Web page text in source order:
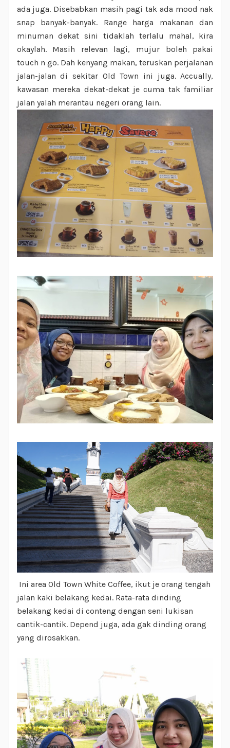
ada juga. Disebabkan masih pagi tak ada mood nak
snap banyak-banyak. Range harga makanan dan
minuman dekat sini tidaklah terlalu mahal, kira
okaylah. Masih relevan lagi, mujur boleh pakai
touch n go. Dah kenyang makan, teruskan perjalanan
jalan-jalan di sekitar Old Town ini juga. Accually,
kawasan mereka dekat-dekat je cuma tak familiar
jalan yalah merantau negeri orang lain.
Ini area Old Town White Coffee, ikut je orang tengah
jalan kaki belakang kedai. Rata-rata dinding
belakang kedai di conteng dengan seni lukisan
cantik-cantik. Depend juga, ada gak dinding orang
yang dirosakkan.